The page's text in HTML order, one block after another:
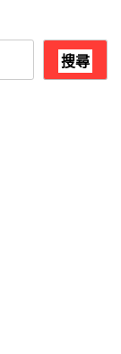
搜尋